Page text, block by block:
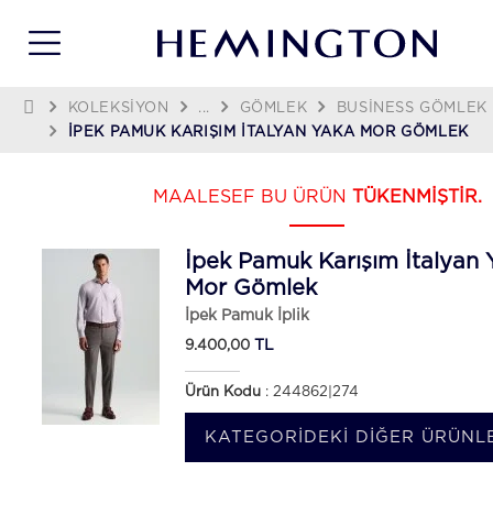
KOLEKSIYON ... GÖMLEK
BUSINESS GÖMLEK
İPEK PAMUK KARIŞIM İTALYAN YAKA MOR GÖMLEK
MAALESEF BU ÜRÜN TÜKENMİŞTİR.
İpek Pamuk Karışım İtalyan
Mor Gömlek
İpek Pamuk İplik
9.400,00 TL
Ürün Kodu : 244862|274
KATEGORIDEKI DIĞER